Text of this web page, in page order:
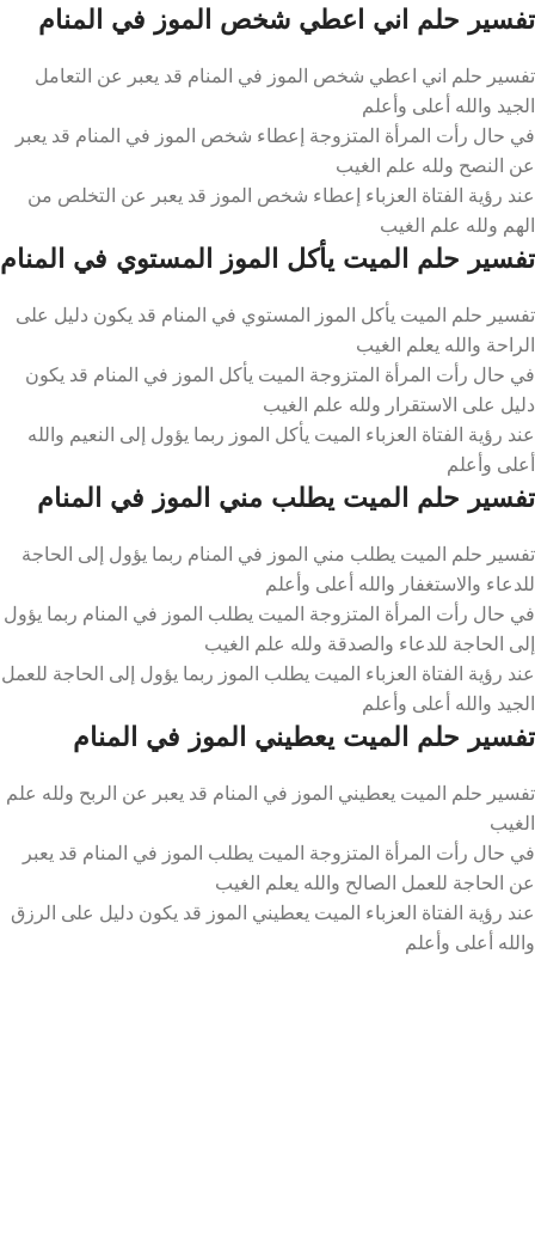
تفسير حلم اني اعطي شخص الموز في المنام
تفسير حلم اني اعطي شخص الموز في المنام قد يعبر عن التعامل
الجيد والله أعلى وأعلم
في حال رأت المرأة المتزوجة إعطاء شخص الموز في المنام قد يعبر
عن النصح ولله علم الغيب
عند رؤية الفتاة العزباء إعطاء شخص الموز قد يعبر عن التخلص من
الهم ولله علم الغيب
تفسير حلم الميت يأكل الموز المستوي في المنام
تفسير حلم الميت يأكل الموز المستوي في المنام قد يكون دليل على
الراحة والله يعلم الغيب
في حال رأت المرأة المتزوجة الميت يأكل الموز في المنام قد يكون
دليل على الاستقرار ولله علم الغيب
عند رؤية الفتاة العزباء الميت يأكل الموز ربما يؤول إلى النعيم والله
أعلى وأعلم
تفسير حلم الميت يطلب مني الموز في المنام
تفسير حلم الميت يطلب مني الموز في المنام ربما يؤول إلى الحاجة
للدعاء والاستغفار والله أعلى وأعلم
في حال رأت المرأة المتزوجة الميت يطلب الموز في المنام ربما يؤول
إلى الحاجة للدعاء والصدقة ولله علم الغيب
عند رؤية الفتاة العزباء الميت يطلب الموز ربما يؤول إلى الحاجة للعمل
الجيد والله أعلى وأعلم
تفسير حلم الميت يعطيني الموز في المنام
تفسير حلم الميت يعطيني الموز في المنام قد يعبر عن الربح ولله علم
الغيب
في حال رأت المرأة المتزوجة الميت يطلب الموز في المنام قد يعبر
عن الحاجة للعمل الصالح والله يعلم الغيب
عند رؤية الفتاة العزباء الميت يعطيني الموز قد يكون دليل على الرزق
والله أعلى وأعلم